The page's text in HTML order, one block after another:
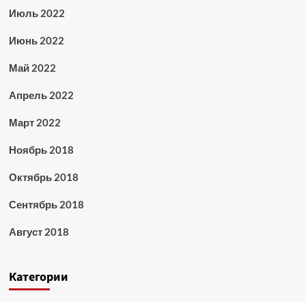
Июль 2022
Июнь 2022
Май 2022
Апрель 2022
Март 2022
Ноябрь 2018
Октябрь 2018
Сентябрь 2018
Август 2018
Категории